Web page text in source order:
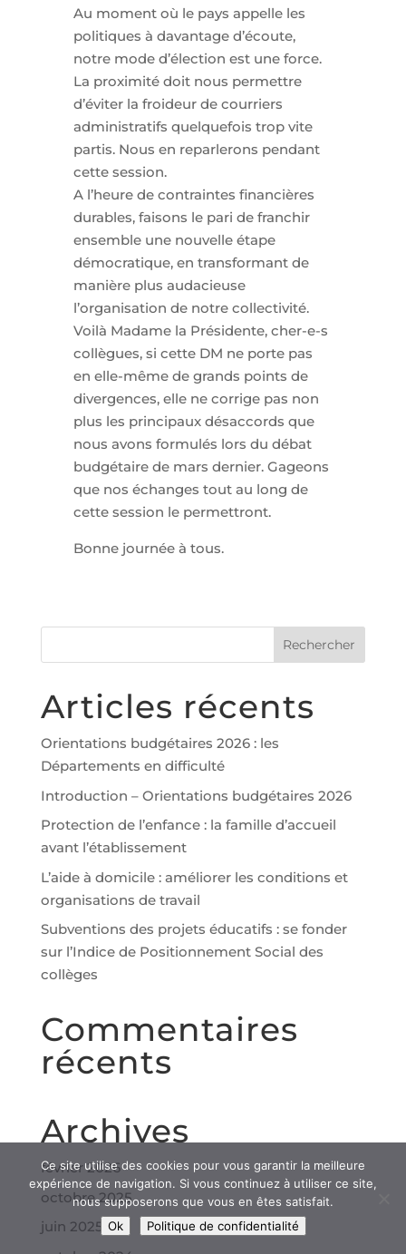
Au moment où le pays appelle les
politiques à davantage d’écoute,
notre mode d’élection est une force.
La proximité doit nous permettre
d’éviter la froideur de courriers
administratifs quelquefois trop vite
partis. Nous en reparlerons pendant
cette session.
A l’heure de contraintes financières
durables, faisons le pari de franchir
ensemble une nouvelle étape
démocratique, en transformant de
manière plus audacieuse
l’organisation de notre collectivité.
Voilà Madame la Présidente, cher-e-s
collègues, si cette DM ne porte pas
en elle-même de grands points de
divergences, elle ne corrige pas non
plus les principaux désaccords que
nous avons formulés lors du débat
budgétaire de mars dernier. Gageons
que nos échanges tout au long de
cette session le permettront.
Bonne journée à tous.
Articles récents
Orientations budgétaires 2026 : les
Départements en difficulté
Introduction – Orientations budgétaires 2026
Protection de l’enfance : la famille d’accueil
avant l’établissement
L’aide à domicile : améliorer les conditions et
organisations de travail
Subventions des projets éducatifs : se fonder
sur l’Indice de Positionnement Social des
collèges
Commentaires
récents
Archives
février 2026
octobre 2025
juin 2025
Ce site utilise des cookies pour vous garantir la meilleure
expérience de navigation. Si vous continuez à utiliser ce site,
nous supposerons que vous en êtes satisfait.
Ok
Politique de confidentialité